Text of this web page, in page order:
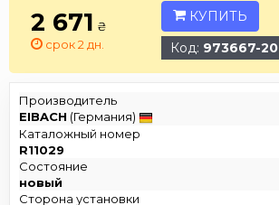
2 671 ₴
срок 2 дн.
КУПИТЬ
Код: 973667-20
Производитель
EIBACH (Германия)
Каталожный номер
R11029
Состояние
новый
Сторона установки